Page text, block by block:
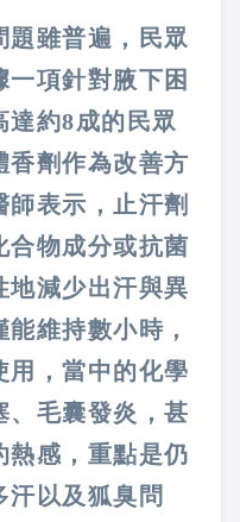
題雖普遍，民眾
項針對腋下困
達約8成的民眾
香劑作為改善方
表示，止汗劑
合物成分或抗菌
地減少出汗與異
維持數小時，
用，當中的化學
、毛囊發炎，甚
熱感，重點是仍
汗以及狐臭問